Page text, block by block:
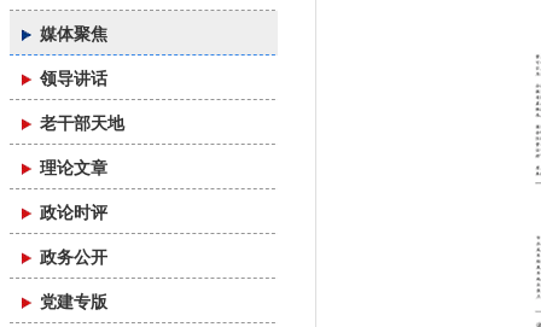
媒体聚焦
领导讲话
老干部天地
理论文章
政论时评
政务公开
党建专版